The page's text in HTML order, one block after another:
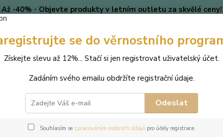
Až -40% - Objevte produkty v letním outletu za skvělé ceny!
🎄 VÁNOCE Blog
Hledat
(Po-
se do věrnostního
Získejte slevu až 12%... Stačí si jen registrovat uživatelský účet.
Zadáním svého emailu obdržíte registrační údaje.
Odeslat
Souhlasím se zpracováním osobních údajůpro účely registrace.